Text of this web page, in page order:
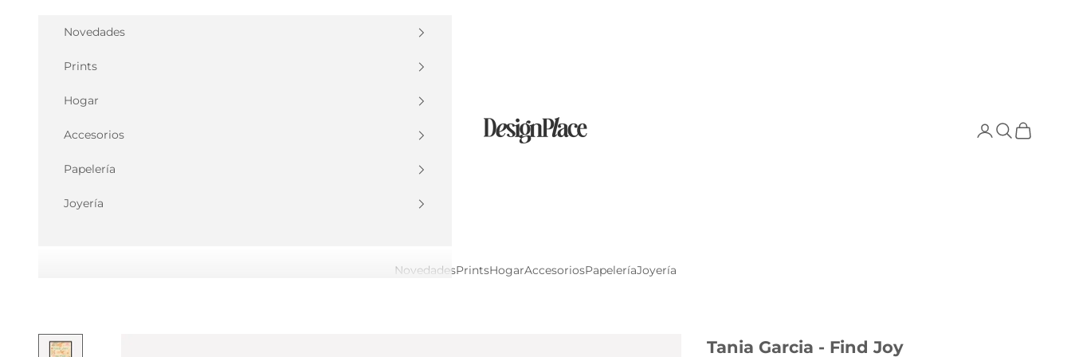
DesignPlace
NovedadesPrintsHogarAccesoriosPapeleríaJoyería
Buscar
Cesta
Novedades
Prints
Hogar
Accesorios
Papelería
Joyería
Tania Garcia - Find Joy